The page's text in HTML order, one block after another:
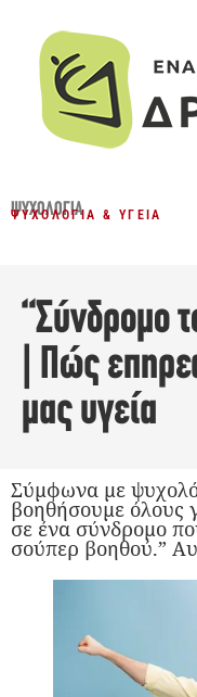
ΨΥΧΟΛΟΓΊΑ
ΨΥΧΟΛΟΓΊΑ & ΥΓΕΊΑ
“Σύνδρομο
| Πώς
μας υγεία
Σύμφωνα με
βοηθήσουμε όλους
σε ένα σύνδρομο
σούπερ βοηθού.”